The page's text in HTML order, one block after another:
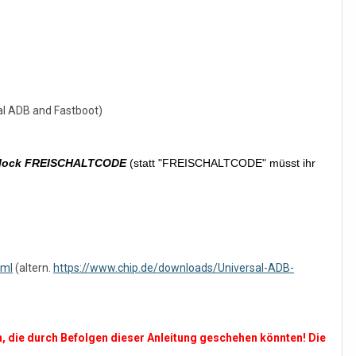
ADB and Fastboot)
FREISCHALTCODE(statt "FREISCHALTCODE" müsst ihr
(altern. https://www.chip.de/downloads/Universal-ADB-
die durch Befolgen dieser Anleitung geschehen könnten! Die